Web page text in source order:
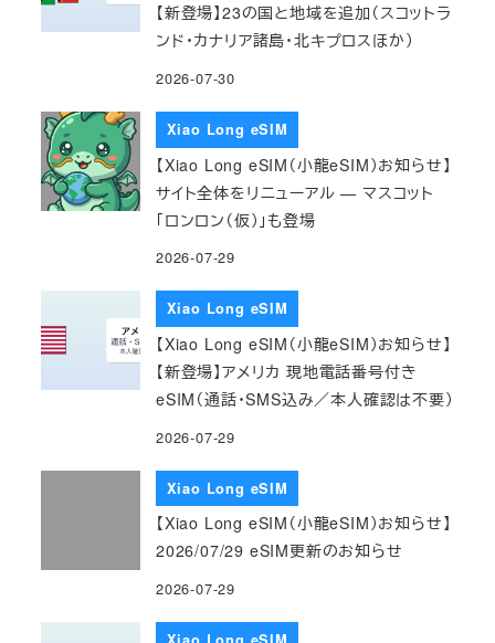
【新登場】23の国と地域を追加（スコットラ
ンド・カナリア諸島・北キプロスほか）
2026-07-30
Xiao Long eSIM
【Xiao Long eSIM（小龍eSIM）お知らせ】
サイト全体をリニューアル — マスコット
「ロンロン（仮）」も登場
2026-07-29
Xiao Long eSIM
【Xiao Long eSIM（小龍eSIM）お知らせ】
【新登場】アメリカ 現地電話番号付き
eSIM（通話・SMS込み／本人確認は不要）
2026-07-29
Xiao Long eSIM
【Xiao Long eSIM（小龍eSIM）お知らせ】
2026/07/29 eSIM更新のお知らせ
2026-07-29